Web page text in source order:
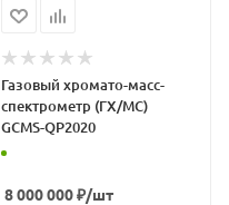
Газовый хромато-масс-
спектрометр (ГХ/МС)
GCMS-QP2020
8 000 000₽/шт